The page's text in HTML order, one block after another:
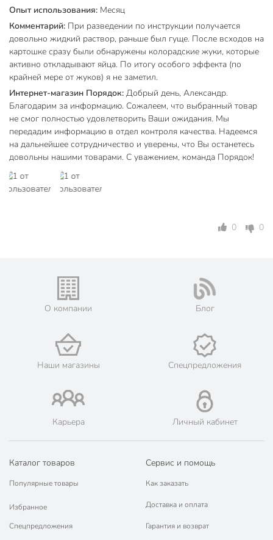
Опыт использования: Месяц
Комментарий: При разведении по инструкции получается
довольно жидкий раствор, раньше был гуще. После всходов на
картошке сразу были обнаружены колорадские жуки, которые
активно откладывают яйца. По итогу особого эффекта (по
крайней мере от жуков) я не заметил.
Интернет-магазин Порядок: Добрый день, Александр.
Благодарим за информацию. Сожалеем, что выбранный товар
не смог полностью удовлетворить Ваши ожидания. Мы
передадим информацию в отдел контроля качества. Надеемся
на дальнейшее сотрудничество и уверены, что Вы останетесь
довольны нашими товарами. С уважением, команда Порядок!
0 0
О компании Блог
Наши магазины Спецпредложения
Карьера Личный кабинет
Каталог товаров
Популярные товары
Избранное
Спецпредложения
Сервис и помощь
Как заказать
Доставка и оплата
Гарантия и возврат